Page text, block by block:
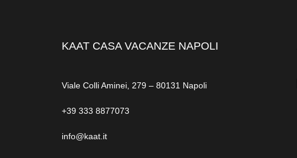
KAAT CASA VACANZE NAPOLI
Viale Colli Aminei, 279 – 80131 Napoli
+39 333 8877073
info@kaat.it